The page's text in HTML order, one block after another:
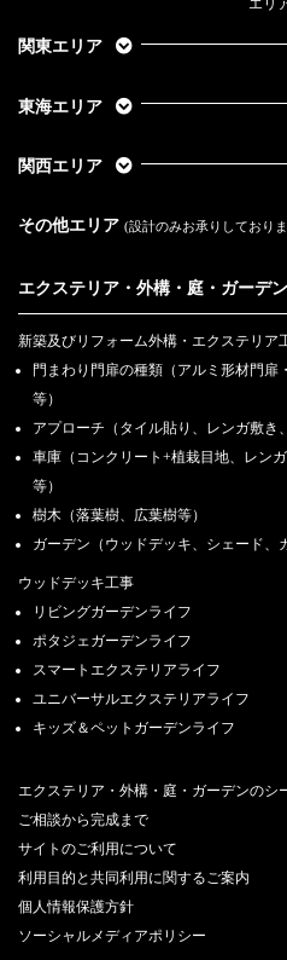
エリ
関東エリア
東海エリア
関西エリア
その他エリア (設計のみお承りしており
エクステリア・外構・庭・ガーデ
新築及びリフォーム外構・エクステリア
門まわり門扉の種類（アルミ形材門扉
等）
アプローチ（タイル貼り、レンガ敷き
車庫（コンクリート+植栽目地、レン
等）
樹木（落葉樹、広葉樹等）
ガーデン（ウッドデッキ、シェード、
ウッドデッキ工事
リビングガーデンライフ
ポタジェガーデンライフ
スマートエクステリアライフ
ユニバーサルエクステリアライフ
キッズ＆ペットガーデンライフ
エクステリア・外構・庭・ガーデンのシ
ご相談から完成まで
サイトのご利用について
利用目的と共同利用に関するご案内
個人情報保護方針
ソーシャルメディアポリシー